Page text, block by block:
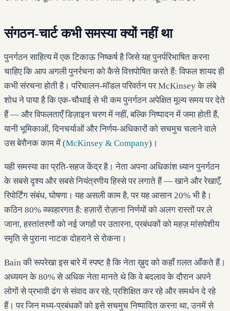
संगठन-चार्ट कभी समस्या क्यों नहीं था
पुनर्गठन साहित्य में एक टिकाऊ निष्कर्ष है जिसे यह पुनर्परिभाषित करना
चाहिए कि आप अगली पुनर्रचना को कैसे वित्तपोषित करते हैं: विफल शायद ही
कभी संरचना होती है। परिचालन-मॉडल परिवर्तन पर McKinsey के लंबे
शोध ने पाया है कि एक-चौथाई से भी कम पुनर्गठन अपेक्षित मूल्य समय पर देते
हैं — और विफलताएँ डिज़ाइन चरण में नहीं, बल्कि निष्पादन में जमा होती हैं,
यानी भूमिकाओं, दिनचर्याओं और निर्णय-अधिकारों को सचमुच चलाने वाले
उस बेरौनक काम में (McKinsey & Company)।
यही समस्या का प्रति-सहज केंद्र है। नेता अपना अधिकांश ध्यान पुनर्गठन
के सबसे दृश्य और सबसे नियंत्रणीय हिस्से पर लगाते हैं — खाने और रेखाएँ,
रिपोर्टिंग संबंध, घोषणा। यह असली काम है, पर यह आसान 20% भी है।
कठिन 80% व्यवहारगत है: हज़ारों रोज़ाना निर्णयों को अलग रास्तों पर ले
जाना, हस्तांतरणों को नई जगहों पर उतारना, प्रबंधकों को महज़ मांसपेशीय
स्मृति से पुराना नाटक दोहराने से रोकना।
Bain की रूपरेखा इस बारे में स्पष्ट है कि नेता ख़ुद को कहाँ ग़लत आँकते हैं।
अध्ययन के 80% से अधिक नेता मानते थे कि वे बदलाव के दौरान अपने
लोगों से प्रभावी ढंग से संवाद कर रहे, प्रशिक्षित कर रहे और समर्थन दे रहे
हैं। पर जिन मध्य-प्रबंधकों को इसे सचमुच निष्पादित करना था, उनमें से